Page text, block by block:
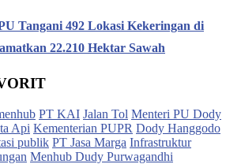
Tangani 492 Lokasi Kekeringan di
22.210 Hektar Sawah
PT KAI Jalan Tol Menteri PU Dody
Api Kementerian PUPR Dody Hanggodo
publik PT Jasa Marga Infrastruktur
Menhub Dudy Purwagandhi